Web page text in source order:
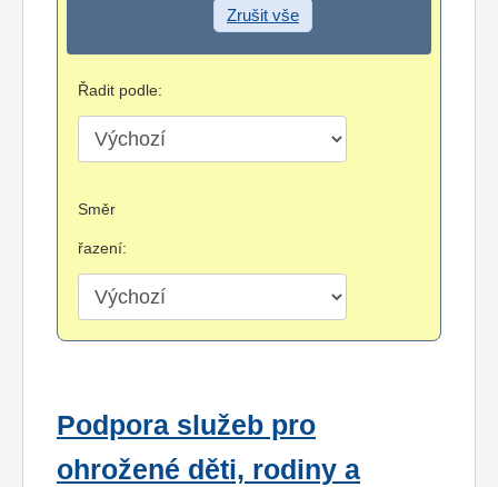
Zrušit vše
Řadit podle:
Směr
řazení:
Podpora služeb pro
ohrožené děti, rodiny a